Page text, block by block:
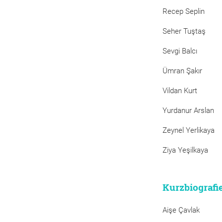
Recep Seplin
Seher Tuştaş
Sevgi Balcı
Ümran Şakır
Vildan Kurt
Yurdanur Arslan
Zeynel Yerlikaya
Ziya Yeşilkaya
Aişe Çavlak